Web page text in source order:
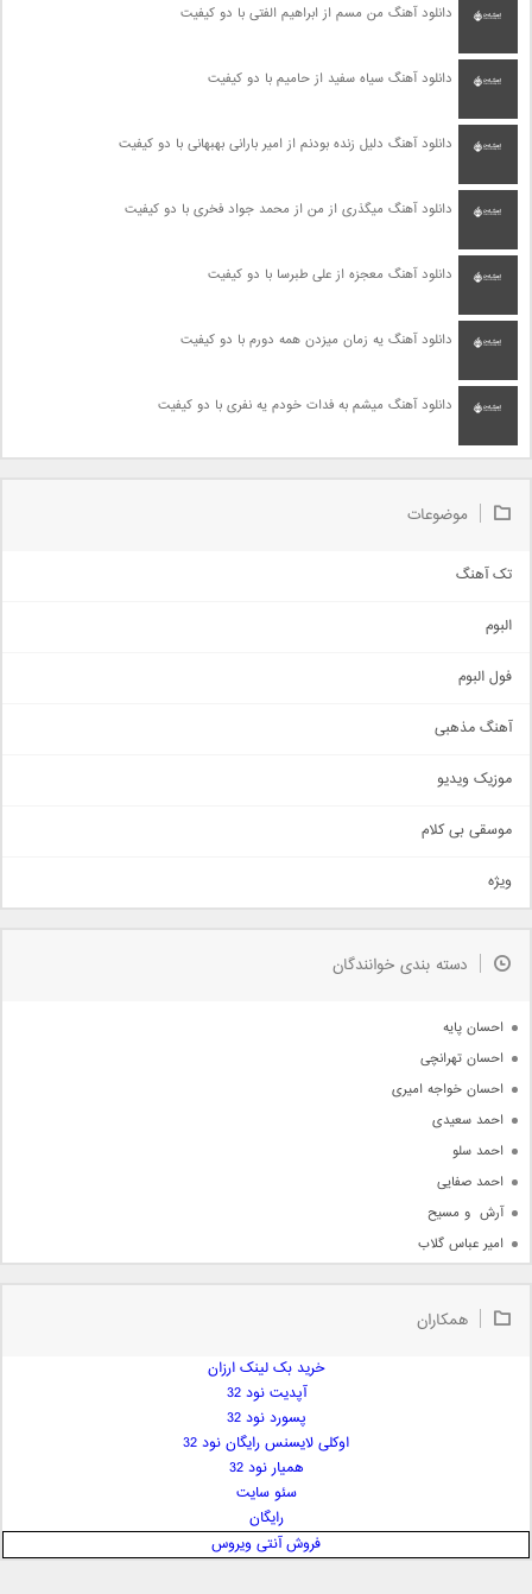
دانلود آهنگ من مسم از ابراهیم الفتی با دو کیفیت
دانلود آهنگ سیاه سفید از حامیم با دو کیفیت
دانلود آهنگ دلیل زنده بودنم از امیر بارانی بهبهانی با دو کیفیت
دانلود آهنگ میگذری از من از محمد جواد فخری با دو کیفیت
دانلود آهنگ معجزه از علی طبرسا با دو کیفیت
دانلود آهنگ یه زمان میزدن همه دورم با دو کیفیت
دانلود آهنگ میشم به فدات خودم یه نفری با دو کیفیت
موضوعات
تک آهنگ
اجتماعی
حماسی
سنتی
اهنگ بندرعباسی
دمو
مذهبی
جدیدترین ها
البوم
فول البوم
آهنگ مذهبی
موزیک ویدیو
موسقی بی کلام
ویژه
دسته بندی خوانندگان
احسان پایه
احسان تهرانچی
احسان خواجه امیری
احمد سعیدی
احمد سلو
احمد صفایی
آرش  و مسیح
امیر عباس گلاب
امیر علی
ایمان غلامی
همکاران
خرید بک لینک ارزان
آپدیت نود 32
پسورد نود 32
اوکلی لایسنس رایگان نود 32
همیار نود 32
سئو سایت
رایگان
فروش آنتی ویروس